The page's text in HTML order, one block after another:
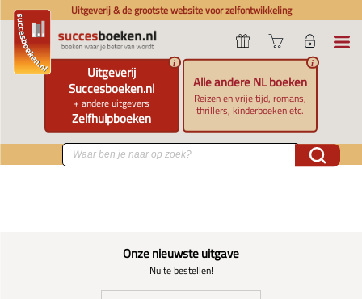
Uitgeverij & de grootste website voor zelfontwikkeling
Uitgeverij
Succesboeken.nl
+ andere uitgevers
Zelfhulpboeken
i
Alle andere NL boeken
Reizen en vrije tijd, romans,
thrillers, kinderboeken etc.
i
Onze nieuwste uitgave
Nu te bestellen!